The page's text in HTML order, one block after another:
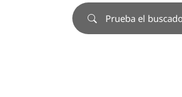
Prueba el